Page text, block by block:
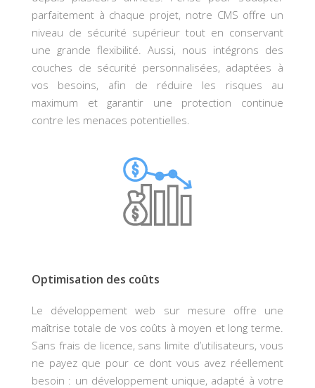
parfaitement à chaque projet, notre CMS offre un
niveau de sécurité supérieur tout en conservant
une grande flexibilité. Aussi, nous intégrons des
couches de sécurité personnalisées, adaptées à
vos besoins, afin de réduire les risques au
maximum et garantir une protection continue
contre les menaces potentielles.
Optimisation des coûts
Le développement web sur mesure offre une
maîtrise totale de vos coûts à moyen et long terme.
Sans frais de licence, sans limite d’utilisateurs, vous
ne payez que pour ce dont vous avez réellement
besoin : un développement unique, adapté à votre